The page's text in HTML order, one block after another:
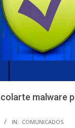
malware
IN: COMUNICADOS